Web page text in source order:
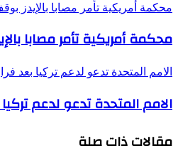
محكمة أمريكية تأمر مصابا بالإيدز
محكمة أمريكية تأمر مصابا
الامم المتحدة تدعو لدعم تركيا بعد فرار 130 الف سوري
الامم المتحدة تدعو لدعم تركيا بعد فرار 130
مقالات ذات صلة